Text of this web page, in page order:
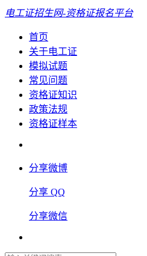
电工证招生网-资格证报名平台
首页
关于电工证
模拟试题
常见问题
资格证知识
政策法规
资格证样本
分享微博
分享 QQ
分享微信